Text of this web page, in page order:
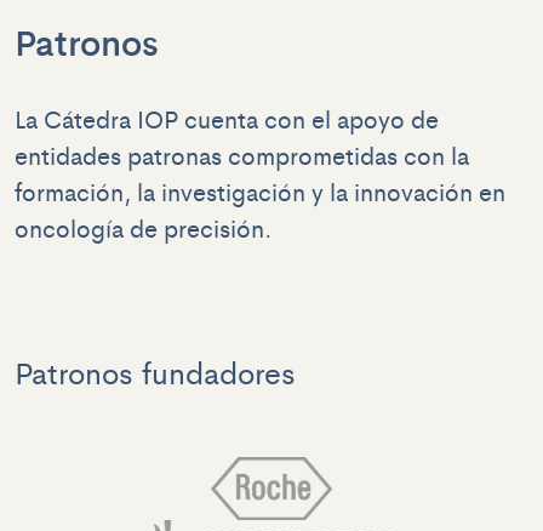
Patronos
La Cátedra IOP cuenta con el apoyo de
entidades patronas comprometidas con la
formación, la investigación y la innovación en
oncología de precisión.
Patronos fundadores